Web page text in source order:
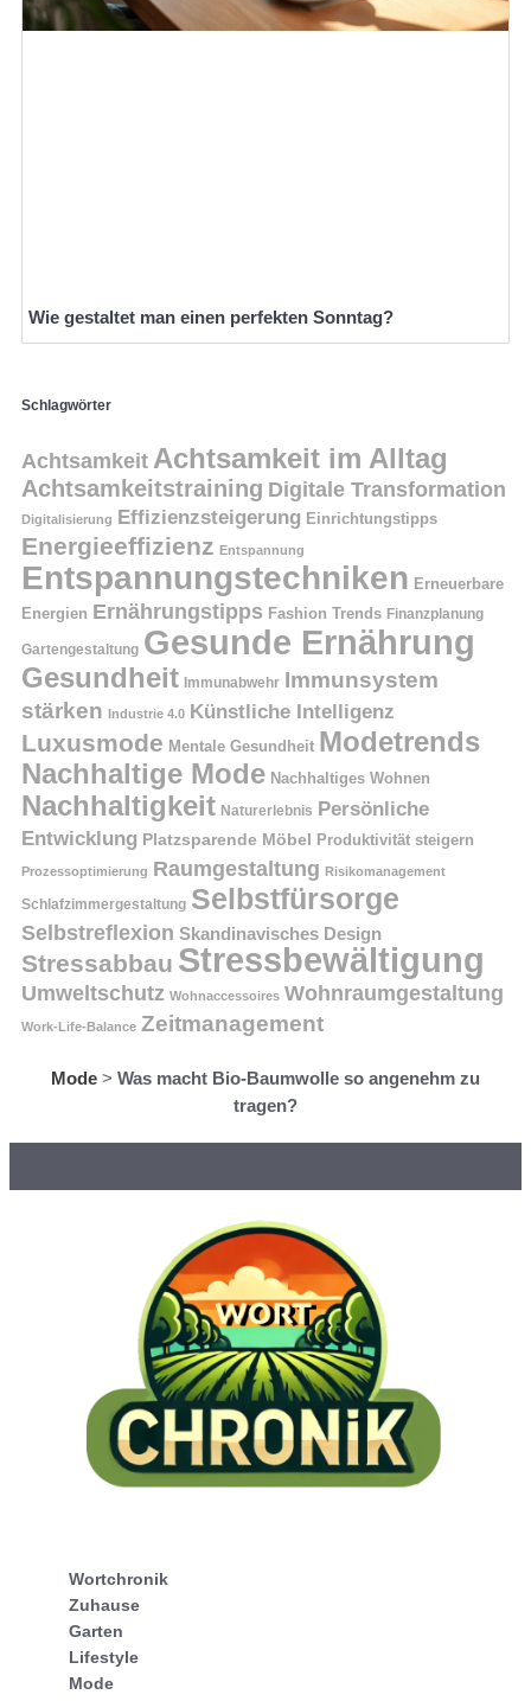
Wie gestaltet man einen perfekten Sonntag?
Schlagwörter
Achtsamkeit Achtsamkeit im Alltag
Achtsamkeitstraining Digitale Transformation
Digitalisierung Effizienzsteigerung Einrichtungstipps
Energieeffizienz Entspannung
Entspannungstechniken Erneuerbare
Energien Ernährungstipps Fashion Trends Finanzplanung
Gartengestaltung Gesunde Ernährung
Gesundheit Immunabwehr Immunsystem
stärken Industrie 4.0 Künstliche Intelligenz
Luxusmode Mentale Gesundheit Modetrends
Nachhaltige Mode Nachhaltiges Wohnen
Nachhaltigkeit Naturerlebnis Persönliche
Entwicklung Platzsparende Möbel Produktivität steigern
Prozessoptimierung Raumgestaltung Risikomanagement
Schlafzimmergestaltung Selbstfürsorge
Selbstreflexion Skandinavisches Design
Stressabbau Stressbewältigung
Umweltschutz Wohnaccessoires Wohnraumgestaltung
Work-Life-Balance Zeitmanagement
Mode > Was macht Bio-Baumwolle so angenehm zu
tragen?
Wortchronik
Zuhause
Garten
Lifestyle
Mode